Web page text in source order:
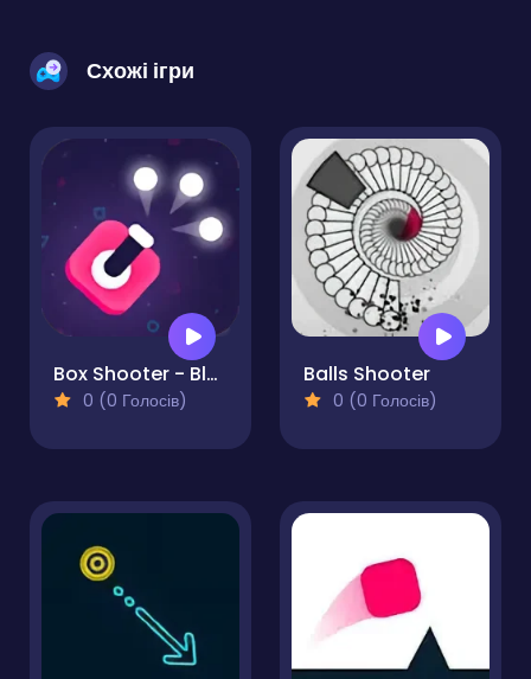
Схожі ігри
Box Shooter - Blocks Shooter
0 (0 Голосів)
Balls Shooter
0 (0 Голосів)